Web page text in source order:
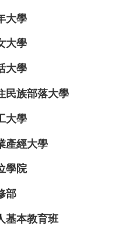
大學
大學
大學
民族部落大學
大學
產經大學
學院
部
基本教育班